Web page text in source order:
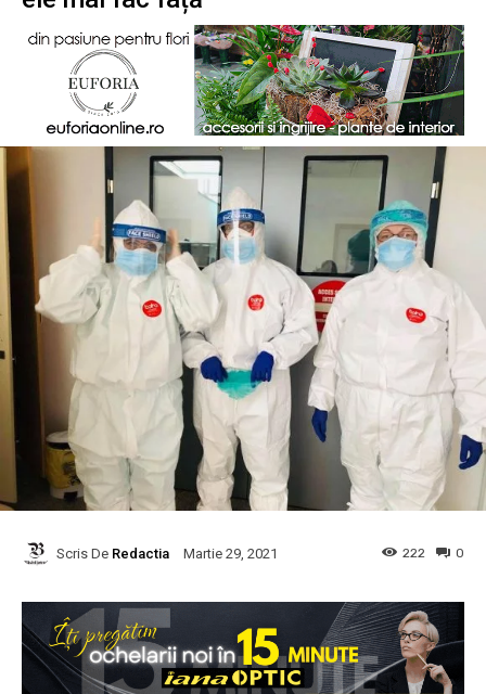
Scris De Redactia Martie 29, 2021 0
222